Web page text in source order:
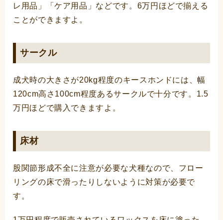
レ用品」「ケア用品」などです。6万円ほどで揃える
ことができますよ。
サークル
成犬時の大きさが20kg程度のキースホンドには、幅
120cm高さ100cm程度あるサークルで十分です。1.5
万円ほどで購入できますよ。
床材
股関節形成不全に注意が必要な犬種なので、フロー
リングの床で滑ったりしないように対策が必要で
す。